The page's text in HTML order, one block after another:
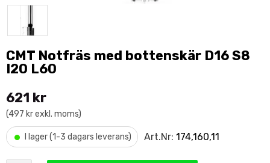
CMT Notfräs med bottenskär D16 S8
I20 L60
621 kr
(497 kr exkl. moms)
• I lager (1-3 dagars leverans) Art.Nr: 174,160,11